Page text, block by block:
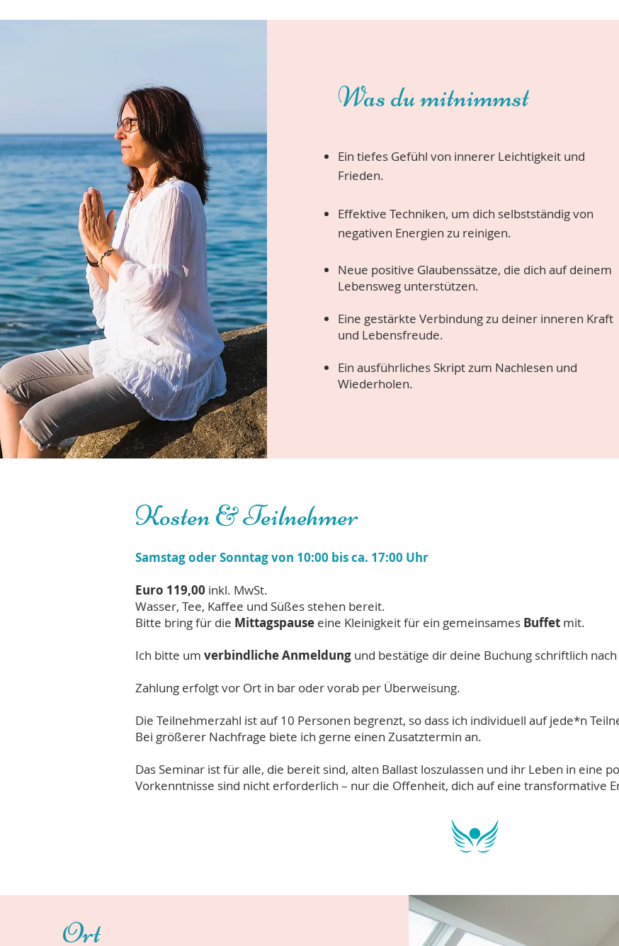
Was du mitnimmst
Ein tiefes Gefühl von innerer Leichtigkeit und
Frieden.
Effektive Techniken, um dich selbstständig von
negativen Energien zu reinigen.
Neue positive Glaubenssätze, die dich auf deinem
Lebensweg unterstützen.
Eine gestärkte Verbindung zu deiner inneren Kraft
und Lebensfreude.
Ein ausführliches Skript zum Nachlesen und
Wiederholen.
Kosten & Teilnehmer
Samstag oder Sonntag von 10:00 bis ca. 17:00 Uhr
Euro 119,00 inkl. MwSt.
Wasser, Tee, Kaffee und Süßes stehen bereit.
Bitte bring für die Mittagspause eine Kleinigkeit für ein gemeinsames Buffet mit.
Ich bitte um verbindliche Anmeldung und bestätige dir deine Buchung schriftlich
Zahlung erfolgt vor Ort in bar oder vorab per Überweisung.
Die Teilnehmerzahl ist auf 10 Personen begrenzt, so dass ich individuell auf jede*n
Bei größerer Nachfrage biete ich gerne einen Zusatztermin an.
Das Seminar ist für alle, die bereit sind, alten Ballast loszulassen und ihr Leben in eine
Vorkenntnisse sind nicht erforderlich – nur die Offenheit, dich auf eine transformative
Ort